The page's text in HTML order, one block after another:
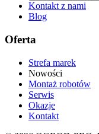
Kontakt z nami
Blog
Oferta
Strefa marek
Nowości
Montaż robotów
Serwis
Okazje
Kontakt